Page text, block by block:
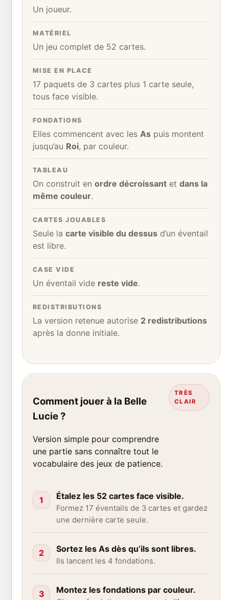
Un joueur.
MATÉRIEL
Un jeu complet de 52 cartes.
MISE EN PLACE
17 paquets de 3 cartes plus 1 carte seule,
tous face visible.
FONDATIONS
Elles commencent avec les As puis montent
jusqu’au Roi, par couleur.
TABLEAU
On construit en ordre décroissant et dans la
même couleur.
CARTES JOUABLES
Seule la carte visible du dessus d’un éventail
est libre.
CASE VIDE
Un éventail vide reste vide.
REDISTRIBUTIONS
La version retenue autorise 2 redistributions
après la donne initiale.
Comment jouer à la Belle
Lucie ?
Version simple pour comprendre
une partie sans connaître tout le
vocabulaire des jeux de patience.
TRÈS
CLAIR
1 Étalez les 52 cartes face visible.
Formez 17 éventails de 3 cartes et gardez
une dernière carte seule.
2 Sortez les As dès qu’ils sont libres.
Ils lancent les 4 fondations.
3 Montez les fondations par couleur.